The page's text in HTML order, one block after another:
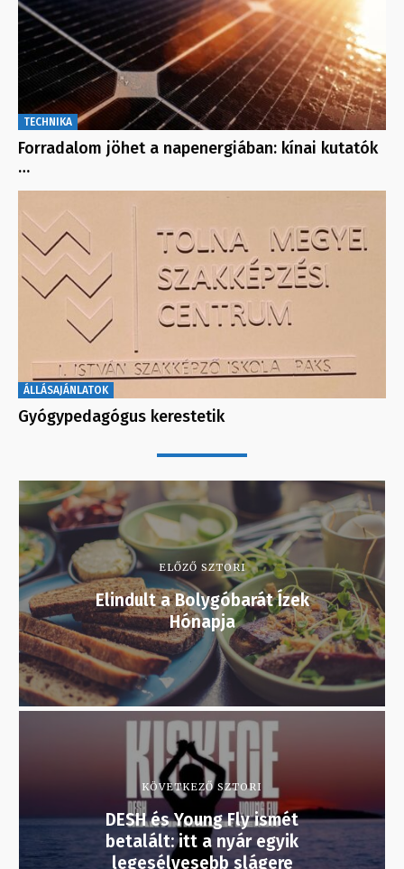
TECHNIKA
Forradalom jöhet a napenergiában: kínai kutatók
…
ÁLLÁSAJÁNLATOK
Gyógypedagógus kerestetik
ELŐZŐ SZTORI
Elindult a Bolygóbarát Ízek
Hónapja
KÖVETKEZŐ SZTORI
DESH és Young Fly ismét
betalált: itt a nyár egyik
legesélyesebb slágere